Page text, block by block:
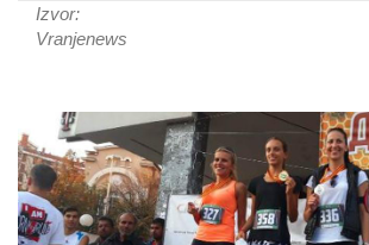
Izvor:
Vranjenews